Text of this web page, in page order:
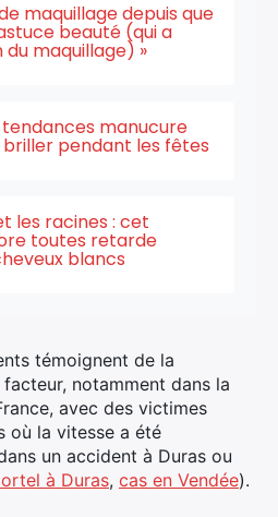
maquillage depuis que
beauté (qui a
maquillage) »
manucure
pendant les fêtes
les racines : cet
toutes retarde
blancs
témoignent de la
notamment dans la
avec des victimes
où la vitesse a été
un accident à Duras ou
à Duras, cas en Vendée).